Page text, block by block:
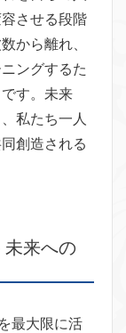
させる段階
から離れ、
ングするた
す。未来
私たち一人
創造される
来への
最大限に活